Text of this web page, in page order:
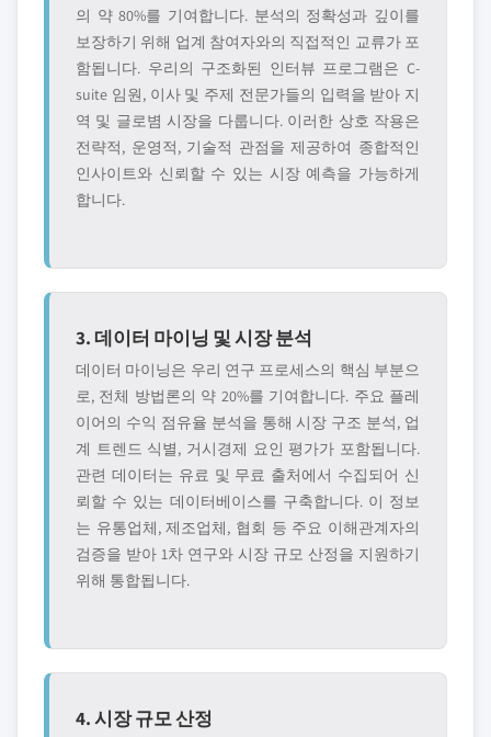
의 약 80%를 기여합니다. 분석의 정확성과 깊이를
보장하기 위해 업계 참여자와의 직접적인 교류가 포
함됩니다. 우리의 구조화된 인터뷰 프로그램은 C-
suite 임원, 이사 및 주제 전문가들의 입력을 받아 지
역 및 글로볌 시장을 다룹니다. 이러한 상호 작용은
전략적, 운영적, 기술적 관점을 제공하여 종합적인
인사이트와 신뢰할 수 있는 시장 예측을 가능하게
합니다.
3. 데이터 마이닝 및 시장 분석
데이터 마이닝은 우리 연구 프로세스의 핵심 부분으
로, 전체 방법론의 약 20%를 기여합니다. 주요 플레
이어의 수익 점유율 분석을 통해 시장 구조 분석, 업
계 트렌드 식별, 거시경제 요인 평가가 포함됩니다.
관련 데이터는 유료 및 무료 출처에서 수집되어 신
뢰할 수 있는 데이터베이스를 구축합니다. 이 정보
는 유통업체, 제조업체, 협회 등 주요 이해관계자의
검증을 받아 1차 연구와 시장 규모 산정을 지원하기
위해 통합됩니다.
4. 시장 규모 산정